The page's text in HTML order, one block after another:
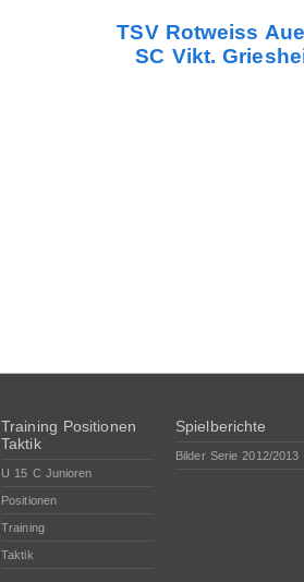
TSV Rotweiss
SC Vikt.
Training Positionen
Taktik
U 15 C Junioren
Positionen
Training
Taktik
Spielberichte
Bilder Serie 2012/2013